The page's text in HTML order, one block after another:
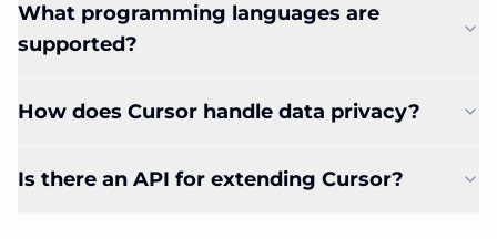
What programming languages are
supported?
How does Cursor handle data privacy?
Is there an API for extending Cursor?